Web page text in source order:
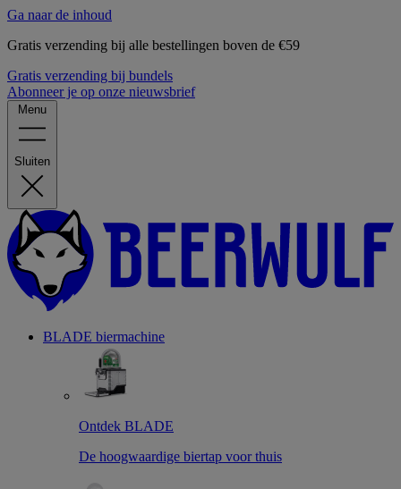
Ga naar de inhoud
Gratis verzending bij alle bestellingen boven de €59
Gratis verzending bij bundels
Abonneer je op onze nieuwsbrief
Menu
Sluiten
BLADE biermachine
Ontdek BLADE
De hoogwaardige biertap voor thuis